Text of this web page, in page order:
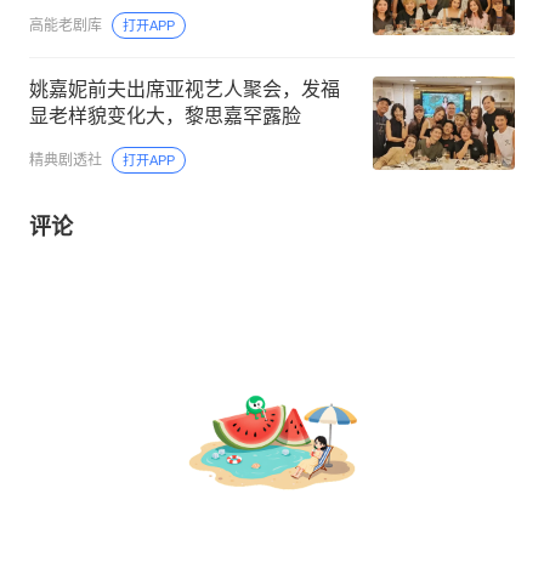
高能老剧库 打开APP
姚嘉妮前夫出席亚视艺人聚会，发福
显老样貌变化大，黎思嘉罕露脸
精典剧透社 打开APP
评论